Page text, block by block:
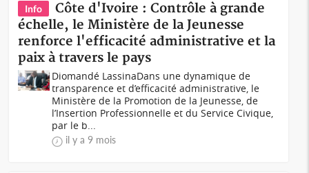
Info
Côte d'Ivoire : Contrôle à grande
échelle, le Ministère de la Jeunesse
renforce l'efficacité administrative et la
paix à travers le pays
Diomandé LassinaDans une dynamique de
transparence et d’efficacité administrative, le
Ministère de la Promotion de la Jeunesse, de
l’Insertion Professionnelle et du Service Civique,
par le b...
il y a 9 mois